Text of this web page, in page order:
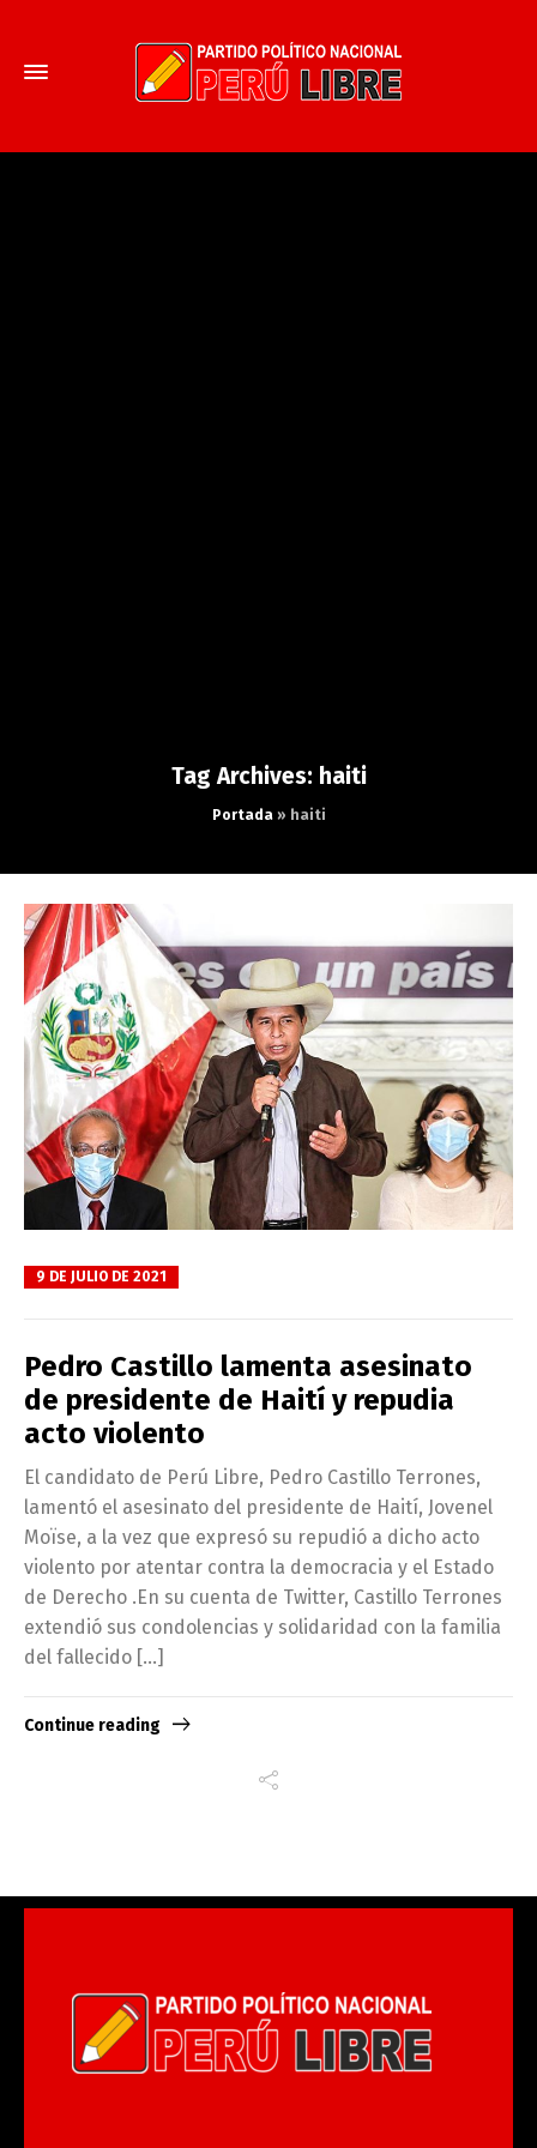
Tag Archives: haiti
Portada» haiti
9 DE JULIO DE 2021
Pedro Castillo lamenta asesinato
de presidente de Haití y repudia
acto violento
El candidato de Perú Libre, Pedro Castillo Terrones,
lamentó el asesinato del presidente de Haití, Jovenel
Moïse, a la vez que expresó su repudió a dicho acto
violento por atentar contra la democracia y el Estado
de Derecho .En su cuenta de Twitter, Castillo Terrones
extendió sus condolencias y solidaridad con la familia
del fallecido […]
Continue reading